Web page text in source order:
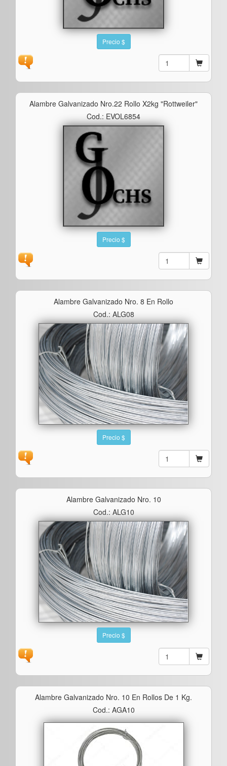
Precio $
Alambre Galvanizado Nro.22 Rollo X2kg "rottweiler"
Cod.: EVOL6854
Precio $
Alambre Galvanizado Nro. 8 En Rollo
Cod.: ALG08
Precio $
Alambre Galvanizado Nro. 10
Cod.: ALG10
Precio $
Alambre Galvanizado Nro. 10 En Rollos De 1 Kg.
Cod.: AGA10